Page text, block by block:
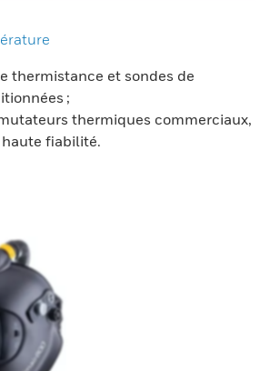
thermistance et sondes de
;
thermiques commerciaux,
fiabilité.